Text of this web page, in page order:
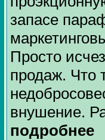
запасе
Просто
продаж. Что
внушение.
подробнее